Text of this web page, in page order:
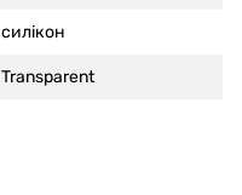
силікон
Transparent